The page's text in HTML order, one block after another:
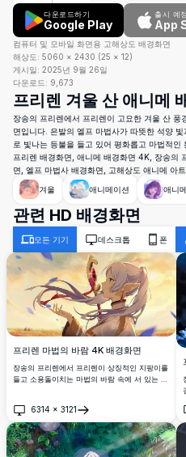
다운로드하기
Google Play
출시 예정
App
컴퓨터 및 모바일 화면용 고해상도 배경화면
해상도: 5060 × 2430 (25 × 12)
게시일: 2025년 9월 26일
다운로드: 9,673
프리렌 겨울 산 애니메
장송의 프리렌에서 프리렌이 고요한 겨울 산
면입니다. 은발의 엘프 마법사가 따뜻한 석양
로 빛나는 등불을 들고 있어 평화롭고 마법적인
프리렌 배경화면, 애니메 배경화면 4K, 장송의
면, 엘프 마법사 배경화면, 고해상도 애니메 아
겨울
애니메이션 애니
관련 HD 배경화면
모든 기기 데스크톱 폰
프리렌 마법의 바람 4K 배경화면
장송의 프리렌에서 프리렌이 상징적인 지팡이를
들고 소용돌이치는 마법의 바람 속에 서 있는 놀
와 신비로운 분위기로 초고화질로 아름답게 표
현되었습니다.
6314 × 3121
열기